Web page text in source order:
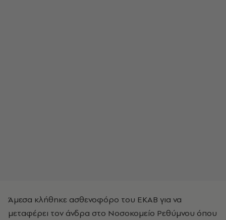
Άμεσα κλήθηκε ασθενοφόρο του ΕΚΑΒ για να
μεταφέρει τον άνδρα στο Νοσοκομείο Ρεθύμνου όπου